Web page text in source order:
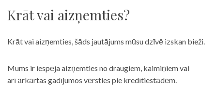
Krāt vai aizņemties?
Krāt vai aizņemties, šāds jautājums mūsu dzīvē izskan bieži.
Mums ir iespēja aizņemties no draugiem, kaimiņiem vai
arī ārkārtas gadījumos vērsties pie kredītiestādēm.